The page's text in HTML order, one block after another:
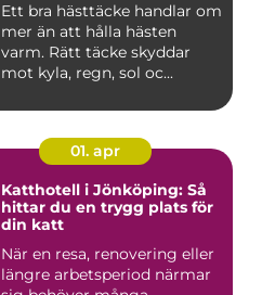
Ett bra hästtäcke handlar om
mer än att hålla hästen
varm. Rätt täcke skyddar
mot kyla, regn, sol oc...
01. apr
Katthotell i Jönköping: Så
hittar du en trygg plats för
din katt
När en resa, renovering eller
längre arbetsperiod närmar